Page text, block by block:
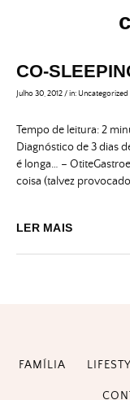
CO-
Julho 30, 2012/in: Uncategorized
Tempo de leitura:2
Diagnóstico de 3 dias
é longa… –
coisa (talvez
LER MAIS
FAMÍLIA